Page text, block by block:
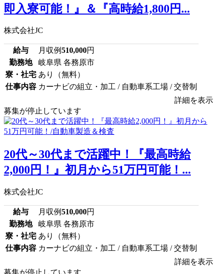
即入寮可能！』＆『高時給1,800円...
株式会社JC
給与 月収例510,000円
勤務地
岐阜県 各務原市
寮・社宅 あり（無料）
仕事内容 カーナビの組立・加工 / 自動車系工場 / 交替制
詳細を表示
募集が停止しています
20代～30代まで活躍中！『最高時給
2,000円！』初月から51万円可能！...
株式会社JC
給与 月収例510,000円
勤務地
岐阜県 各務原市
寮・社宅 あり（無料）
仕事内容 カーナビの組立・加工 / 自動車系工場 / 交替制
詳細を表示